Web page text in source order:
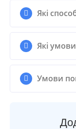
Які
Які
Умови